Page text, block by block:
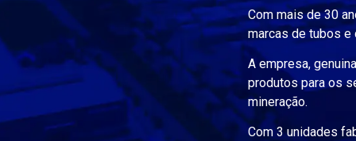
Com mais de 30
marcas de tubos
A empresa,
produtos para os
mineração.
Com 3 unidades